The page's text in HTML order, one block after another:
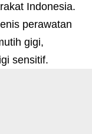
Indonesia.
perawatan
gigi,
sensitif.